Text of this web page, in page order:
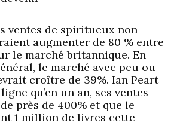
ventes de spiritueux non
augmenter de 80 % entre
le marché britannique. En
le marché avec peu ou
croître de 39%. Ian Peart
qu’en un an, ses ventes
près de 400% et que le
1 million de livres cette